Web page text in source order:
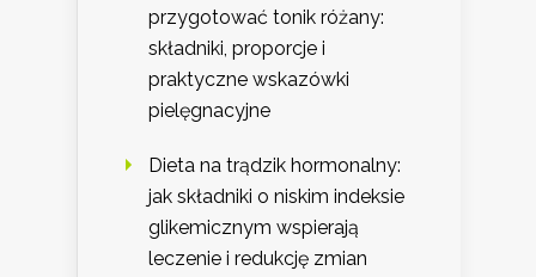
przygotować tonik różany:
składniki, proporcje i
praktyczne wskazówki
pielęgnacyjne
Dieta na trądzik hormonalny:
jak składniki o niskim indeksie
glikemicznym wspierają
leczenie i redukcję zmian